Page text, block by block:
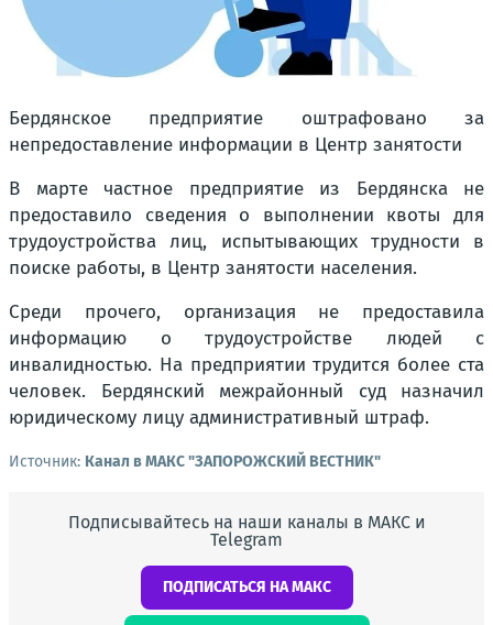
Бердянское предприятие оштрафовано за
непредоставление информации в Центр занятости
В марте частное предприятие из Бердянска не
предоставило сведения о выполнении квоты для
трудоустройства лиц, испытывающих трудности в
поиске работы, в Центр занятости населения.
Среди прочего, организация не предоставила
информацию о трудоустройстве людей с
инвалидностью. На предприятии трудится более ста
человек. Бердянский межрайонный суд назначил
юридическому лицу административный штраф.
Источник: Канал в МАКС "ЗАПОРОЖСКИЙ ВЕСТНИК"
Подписывайтесь на наши каналы в МАКС и
Telegram
ПОДПИСАТЬСЯ НА МАКС